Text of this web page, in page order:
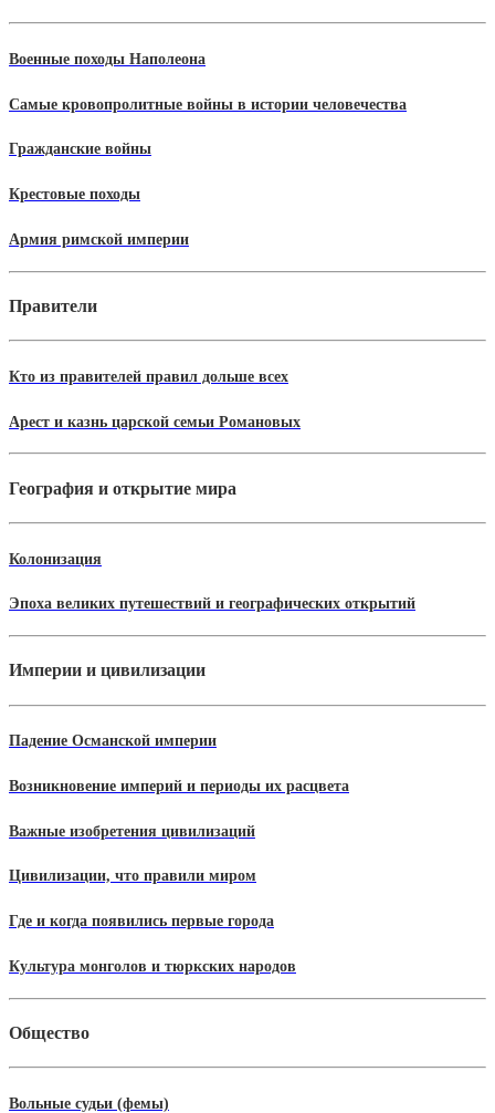
Военные походы Наполеона
Самые кровопролитные войны в истории человечества
Гражданские войны
Крестовые походы
Армия римской империи
Правители
Кто из правителей правил дольше всех
Арест и казнь царской семьи Романовых
География и открытие мира
Колонизация
Эпоха великих путешествий и географических открытий
Империи и цивилизации
Падение Османской империи
Возникновение империй и периоды их расцвета
Важные изобретения цивилизаций
Цивилизации, что правили миром
Где и когда появились первые города
Культура монголов и тюркских народов
Общество
Вольные судьи (фемы)